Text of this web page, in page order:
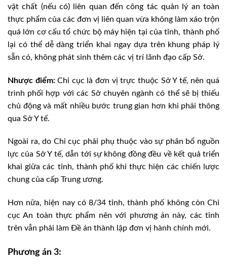
vật chất (nếu có) liên quan đến công tác quản lý an toàn
thực phẩm của các đơn vị liên quan vừa không làm xáo trộn
quá lớn cơ cấu tổ chức bộ máy hiện tại của tỉnh, thành phố
lại có thể dễ dàng triển khai ngay dựa trên khung pháp lý
sẵn có, không phát sinh thêm các vị trí lãnh đạo cấp Sở.
Nhược điểm:Chi cục là đơn vị trực thuộc Sở Y tế, nên quá
trình phối hợp với các Sở chuyên ngành có thể sẽ bị thiếu
chủ động và mất nhiều bước trung gian hơn khi phải thông
qua Sở Y tế.
Ngoài ra, do Chi cục phải phụ thuộc vào sự phân bổ nguồn
lực của Sở Y tế, dẫn tới sự không đồng đều về kết quả triển
khai giữa các tỉnh, thành phố khi thực hiện các chiến lược
chung của cấp Trung ương.
Hơn nữa, hiện nay có 8/34 tỉnh, thành phố không còn Chi
cục An toàn thực phẩm nên với phương án này, các tỉnh
trên vẫn phải làm Đề án thành lập đơn vị hành chính mới.
Phương án 3: